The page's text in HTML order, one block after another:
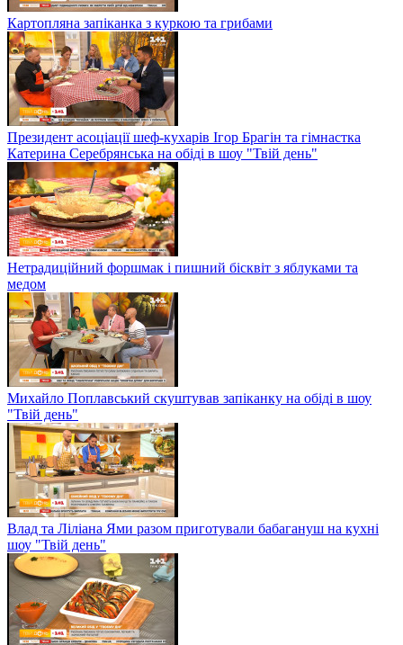
Картопляна запіканка з куркою та грибами
Президент асоціації шеф-кухарів Ігор Брагін та гімнастка
Катерина Серебрянська на обіді в шоу "Твій день"
Нетрадиційний форшмак і пишний бісквіт з яблуками та
медом
Михайло Поплавський скуштував запіканку на обіді в шоу
"Твій день"
Влад та Ліліана Ями разом приготували бабагануш на кухні
шоу "Твій день"